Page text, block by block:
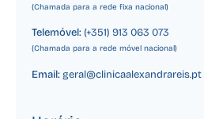
(Chamada para a rede fixa nacional)
Telemóvel:(+351) 913 063 073
(Chamada para a rede móvel nacional)
Email:geral@clinicaalexandrareis.pt